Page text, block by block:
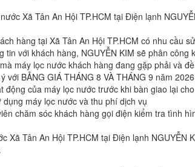
Xã Tân An Hội TP.HCM tại Điện lạnh
hàng tại Xã Tân An Hội TP.HCM có nhu cầu
tin với khách hàng, NGUYỄN KIM sẽ phân
máy lọc nước khách hàng đang gặp phải và
với BẢNG GIÁ THÁNG 8 VÀ THÁNG 9 năm
động của máy lọc nước trước khi bàn giao lại
máy lọc nước và thu phí dịch vụ
chăm sóc khách hàng gọi điện kiểm tra tình
Xã Tân An Hội TP.HCM tại Điện lạnh NGUYỄN